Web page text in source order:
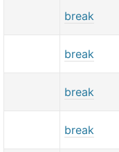
break
break
break
break